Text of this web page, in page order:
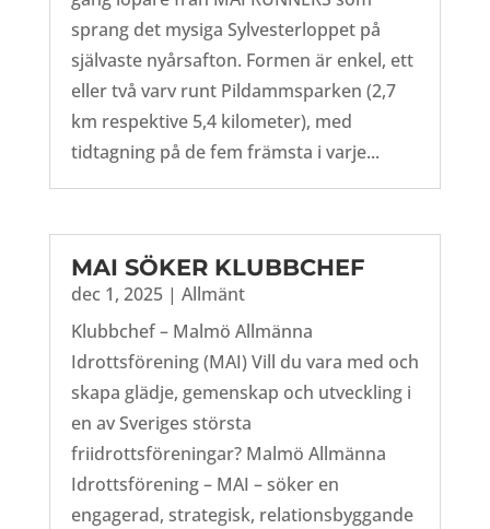
sprang det mysiga Sylvesterloppet på
självaste nyårsafton. Formen är enkel, ett
eller två varv runt Pildammsparken (2,7
km respektive 5,4 kilometer), med
tidtagning på de fem främsta i varje...
MAI SÖKER KLUBBCHEF
dec 1, 2025| Allmänt
Klubbchef – Malmö Allmänna
Idrottsförening (MAI) Vill du vara med och
skapa glädje, gemenskap och utveckling i
en av Sveriges största
friidrottsföreningar? Malmö Allmänna
Idrottsförening – MAI – söker en
engagerad, strategisk, relationsbyggande